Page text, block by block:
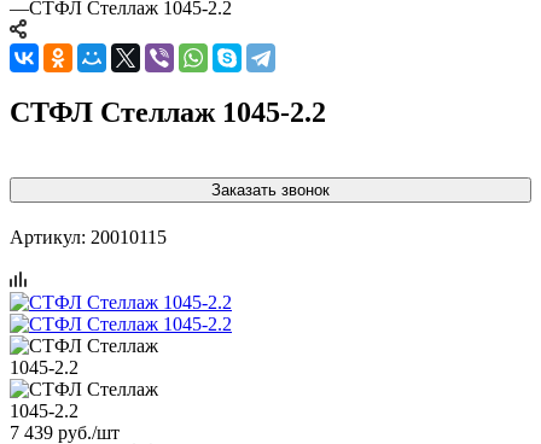
—СТФЛ Стеллаж 1045-2.2
СТФЛ Стеллаж 1045-2.2
Заказать звонок
Артикул: 20010115
7 439 руб./шт